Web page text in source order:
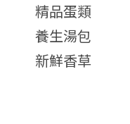
精品蛋類
養生湯包
新鮮香草